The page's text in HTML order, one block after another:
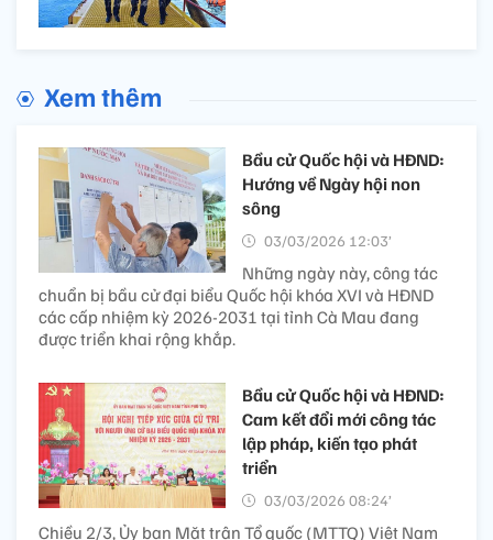
Xem thêm
Bầu cử Quốc hội và HĐND:
Hướng về Ngày hội non
sông
03/03/2026 12:03’
Những ngày này, công tác
chuẩn bị bầu cử đại biểu Quốc hội khóa XVI và HĐND
các cấp nhiệm kỳ 2026-2031 tại tỉnh Cà Mau đang
được triển khai rộng khắp.
Bầu cử Quốc hội và HĐND:
Cam kết đổi mới công tác
lập pháp, kiến tạo phát
triển
03/03/2026 08:24’
Chiều 2/3, Ủy ban Mặt trận Tổ quốc (MTTQ) Việt Nam